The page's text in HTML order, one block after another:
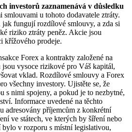
investorů zaznamenává v důsledku
u tohoto dodavatele ztráty.
jak fungují rozdílové smlouvy, a zda si
riziko ztráty peněz. Akcie jsou
křížového prodeje.
Forex a kontrakty založené na
vysoce rizikové pro Váš kapitál,
vklad. Rozdílové smlouvy a Forex
všechny investory. Ujistěte se, že
s nimi spojeny, a pokud je to nezbytné,
Informace uvedené na těchto
adresovány příjemcům z konkrétní
ve státech, ve kterých by šíření nebo
v rozporu s místní legislativou,